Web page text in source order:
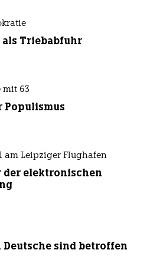
als Triebabfuhr
mit 63
Populismus
am Leipziger Flughafen
der elektronischen
sind betroffen